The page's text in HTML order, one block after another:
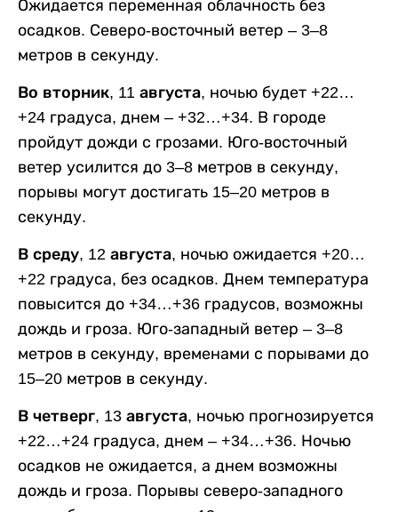
Ожидается переменная облачность без
осадков. Северо-восточный ветер – 3–8
метров в секунду.
Во вторник, 11 августа, ночью будет +22…
+24 градуса, днем – +32…+34. В городе
пройдут дожди с грозами. Юго-восточный
ветер усилится до 3–8 метров в секунду,
порывы могут достигать 15–20 метров в
секунду.
В среду, 12 августа, ночью ожидается +20…
+22 градуса, без осадков. Днем температура
повысится до +34…+36 градусов, возможны
дождь и гроза. Юго-западный ветер – 3–8
метров в секунду, временами с порывами до
15–20 метров в секунду.
В четверг, 13 августа, ночью прогнозируется
+22…+24 градуса, днем – +34…+36. Ночью
осадков не ожидается, а днем возможны
дождь и гроза. Порывы северо-западного